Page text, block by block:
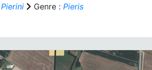
Pierini Genre : Pieris